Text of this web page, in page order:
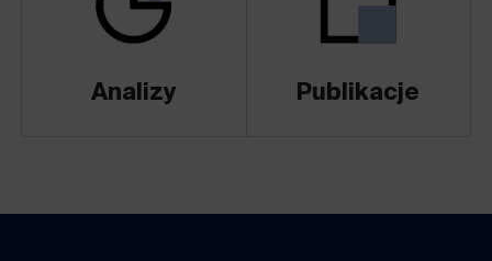
Analizy Publikacje